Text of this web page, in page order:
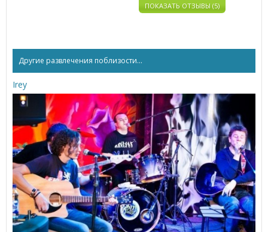
ПОКАЗАТЬ ОТЗЫВЫ (5)
Другие развлечения поблизости...
Irey